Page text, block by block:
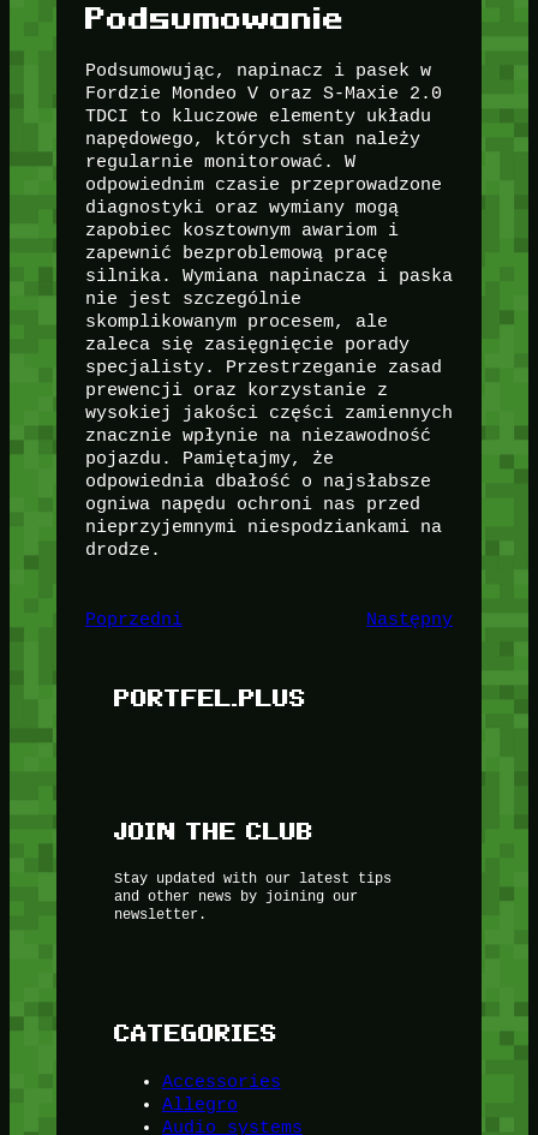
Podsumowanie
Podsumowując, napinacz i pasek w
Fordzie Mondeo V oraz S-Maxie 2.0
TDCI to kluczowe elementy układu
napędowego, których stan należy
regularnie monitorować. W
odpowiednim czasie przeprowadzone
diagnostyki oraz wymiany mogą
zapobiec kosztownym awariom i
zapewnić bezproblemową pracę
silnika. Wymiana napinacza i paska
nie jest szczególnie
skomplikowanym procesem, ale
zaleca się zasięgnięcie porady
specjalisty. Przestrzeganie zasad
prewencji oraz korzystanie z
wysokiej jakości części zamiennych
znacznie wpłynie na niezawodność
pojazdu. Pamiętajmy, że
odpowiednia dbałość o najsłabsze
ogniwa napędu ochroni nas przed
nieprzyjemnymi niespodziankami na
drodze.
Poprzedni Następny
PORTFEL.PLUS
JOIN THE CLUB
Stay updated with our latest tips
and other news by joining our
newsletter.
CATEGORIES
Accessories
Allegro
Audio systems